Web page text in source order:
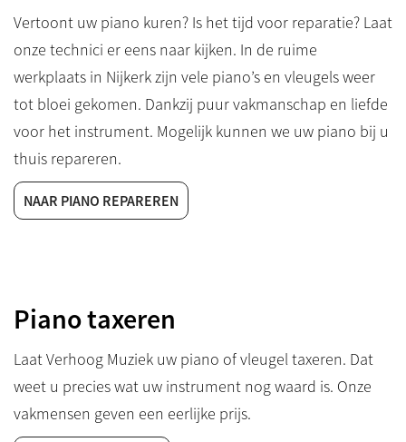
Vertoont uw piano kuren? Is het tijd voor reparatie? Laat
onze technici er eens naar kijken. In de ruime
werkplaats in Nijkerk zijn vele piano’s en vleugels weer
tot bloei gekomen. Dankzij puur vakmanschap en liefde
voor het instrument. Mogelijk kunnen we uw piano bij u
thuis repareren.
NAAR PIANO REPAREREN
Piano taxeren
Laat Verhoog Muziek uw piano of vleugel taxeren. Dat
weet u precies wat uw instrument nog waard is. Onze
vakmensen geven een eerlijke prijs.